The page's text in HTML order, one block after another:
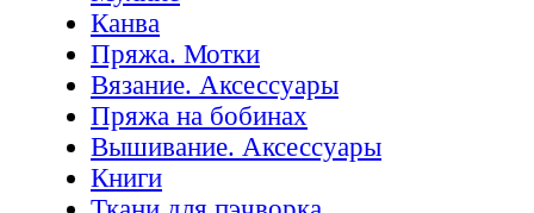
Канва
Пряжа. Мотки
Вязание. Аксессуары
Пряжа на бобинах
Вышивание. Аксессуары
Книги